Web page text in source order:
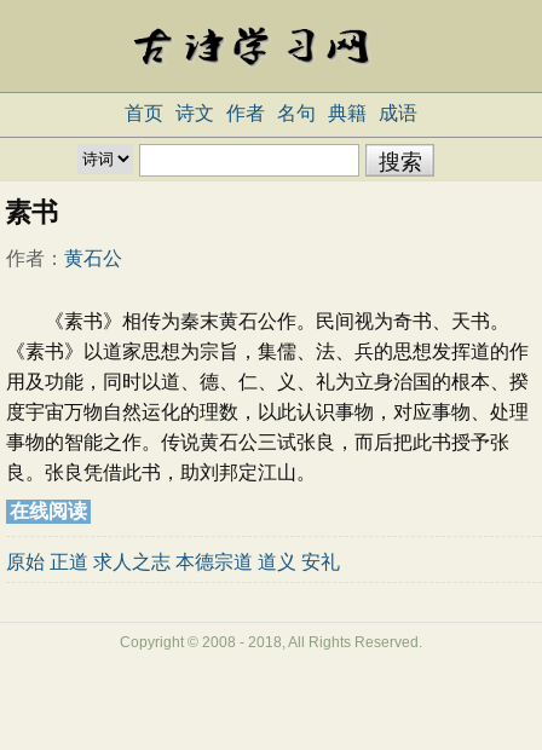
首页 诗文 作者 名句 典籍 成语
素书
作者： 黄石公
《素书》相传为秦末黄石公作。民间视为奇书、天书。
《素书》以道家思想为宗旨，集儒、法、兵的思想发挥道的作
用及功能，同时以道、德、仁、义、礼为立身治国的根本、揆
度宇宙万物自然运化的理数，以此认识事物，对应事物、处理
事物的智能之作。传说黄石公三试张良，而后把此书授予张
良。张良凭借此书，助刘邦定江山。
在线阅读
原始 正道 求人之志 本德宗道 道义 安礼
Copyright © 2008 - 2018, All Rights Reserved.